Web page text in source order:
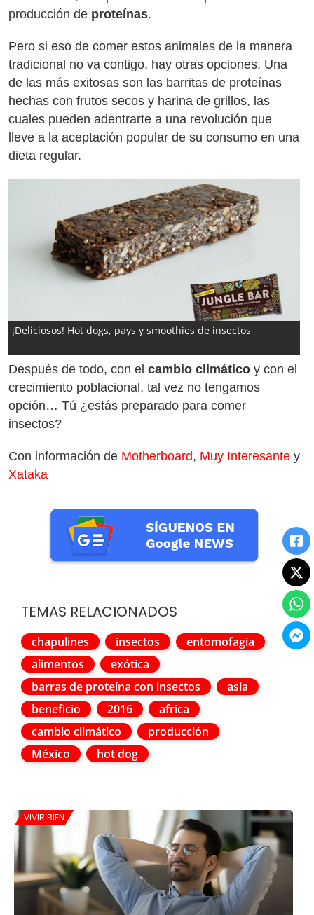
producción de proteínas.
Pero si eso de comer estos animales de la manera
tradicional no va contigo, hay otras opciones. Una
de las más exitosas son las barritas de proteínas
hechas con frutos secos y harina de grillos, las
cuales pueden adentrarte a una revolución que
lleve a la aceptación popular de su consumo en una
dieta regular.
¡Deliciosos! Hot dogs, pays y smoothies de insectos
Después de todo, con el cambio climático y con el
crecimiento poblacional, tal vez no tengamos
opción… Tú ¿estás preparado para comer
insectos?
Con información de Motherboard, Muy Interesante y
Xataka
TEMAS RELACIONADOS
chapulines insectos
entomofagia
alimentos
exótica
barras de proteína con insectos
asia
beneficio
2016
africa
cambio climático
producción
México
hot dog
VIVIR BIEN